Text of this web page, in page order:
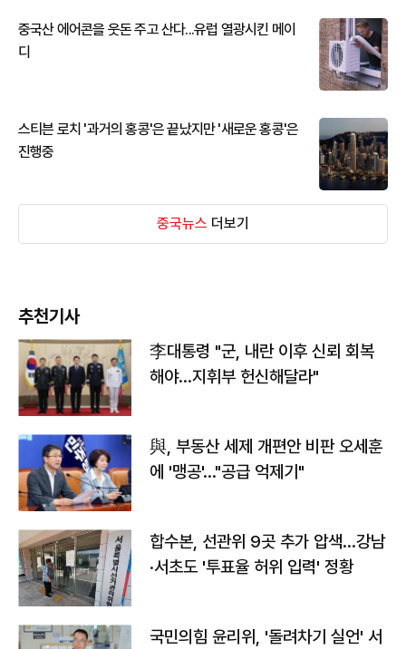
중국산 에어콘을 웃돈 주고 산다...유럽 열광시킨 메이
디
스티븐 로치 '과거의 홍콩'은 끝났지만 '새로운 홍콩'은
진행중
중국뉴스 더보기
추천기사
李대통령 "군, 내란 이후 신뢰 회복
해야…지휘부 헌신해달라"
與, 부동산 세제 개편안 비판 오세훈
에 '맹공'…"공급 억제기"
합수본, 선관위 9곳 추가 압색…강남
·서초도 '투표율 허위 입력' 정황
국민의힘 윤리위, '돌려차기 실언' 서